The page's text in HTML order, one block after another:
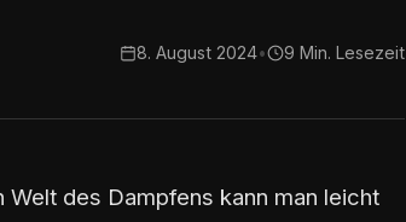
8. August 2024• 9 Min. Lesezeit
des Dampfens kann man leicht